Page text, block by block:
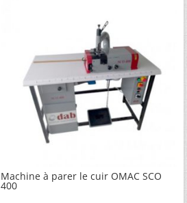
Machine à parer le cuir OMAC SCO
400